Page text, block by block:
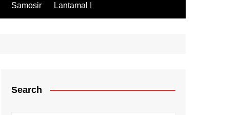
Samosir Lantamal I
Search